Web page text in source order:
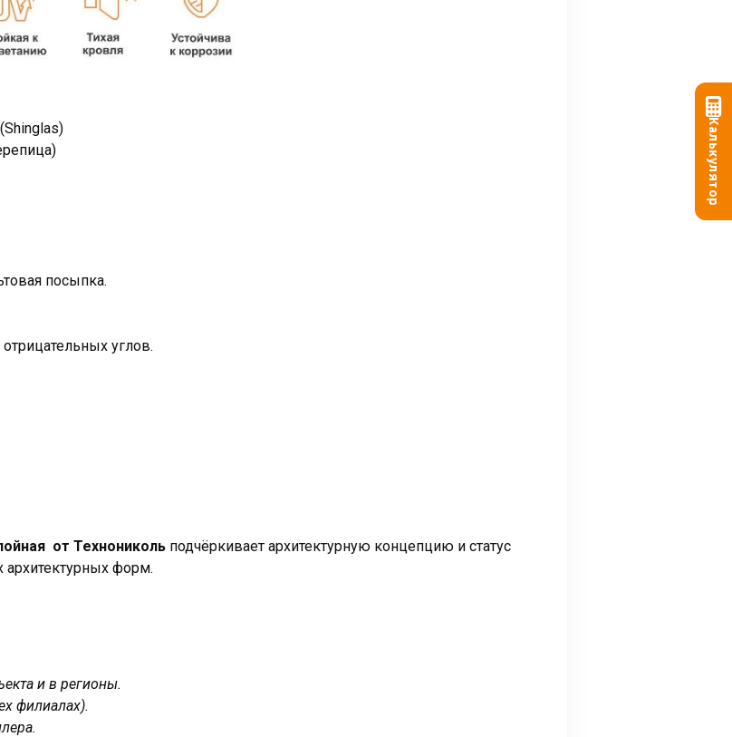
посыпка.
углов.
от Технониколь подчёркивает архитектурную концепцию и статус
форм.
и в регионы.
филиалах).
Калькулятор